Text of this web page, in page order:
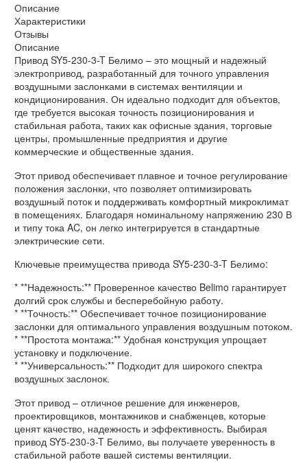
Описание
Характеристики
Отзывы
Описание
Привод SY5-230-3-T Белимо – это мощный и надежный
электропривод, разработанный для точного управления
воздушными заслонками в системах вентиляции и
кондиционирования. Он идеально подходит для объектов,
где требуется высокая точность позиционирования и
стабильная работа, таких как офисные здания, торговые
центры, промышленные предприятия и другие
коммерческие и общественные здания.
Этот привод обеспечивает плавное и точное регулирование
положения заслонки, что позволяет оптимизировать
воздушный поток и поддерживать комфортный микроклимат
в помещениях. Благодаря номинальному напряжению 230 В
и типу тока AC, он легко интегрируется в стандартные
электрические сети.
Ключевые преимущества привода SY5-230-3-T Белимо:
* **Надежность:** Проверенное качество Belimo гарантирует
долгий срок службы и бесперебойную работу.
* **Точность:** Обеспечивает точное позиционирование
заслонки для оптимального управления воздушным потоком.
* **Простота монтажа:** Удобная конструкция упрощает
установку и подключение.
* **Универсальность:** Подходит для широкого спектра
воздушных заслонок.
Этот привод – отличное решение для инженеров,
проектировщиков, монтажников и снабженцев, которые
ценят качество, надежность и эффективность. Выбирая
привод SY5-230-3-T Белимо, вы получаете уверенность в
стабильной работе вашей системы вентиляции.